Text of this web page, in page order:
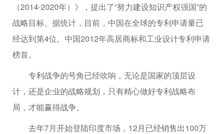
（2014-2020年）》，提出了“努力建设知识产权强国”的
战略目标。据统计，目前，中国在全球的专利申请量已
经达到第4位。中国2012年高居商标和工业设计专利申请
榜首。
专利战争的号角已经吹响，无论是国家的顶层设
计，还是企业的战略规划，只有精心做好专利战略布
局，才能赢得战争。
去年7月开始登陆印度市场，12月已经销售出100万